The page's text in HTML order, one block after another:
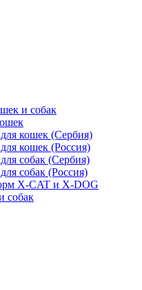
и собак
кошек (Сербия)
кошек (Россия)
собак (Сербия)
собак (Россия)
X-CAT и X-DOG
собак